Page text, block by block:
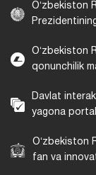
Oʻzbekiston
Oʻzbekiston
qonunchilik
Davlat
yagona
Oʻzbekiston
fan va